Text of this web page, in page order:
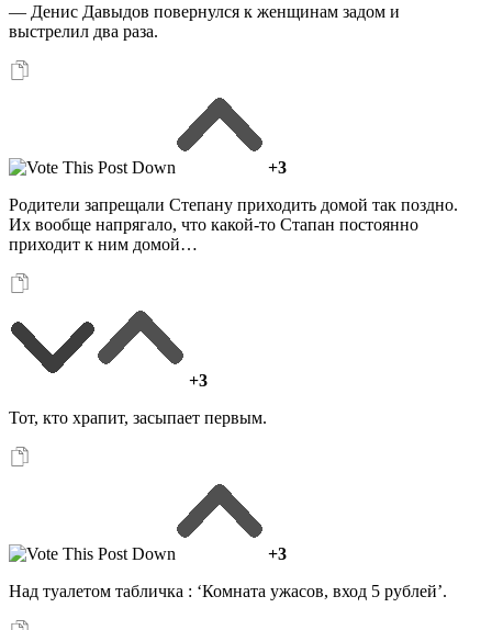
— Денис Давыдов повернулся к женщинам задом и
выстрелил два раза.
+3
Родители запрещали Степану приходить домой так поздно.
Их вообще напрягало, что какой-то Стапан постоянно
приходит к ним домой…
+3
Тот, кто храпит, засыпает первым.
+3
Над туалетом табличка : ‘Комната ужасов, вход 5 рублей’.